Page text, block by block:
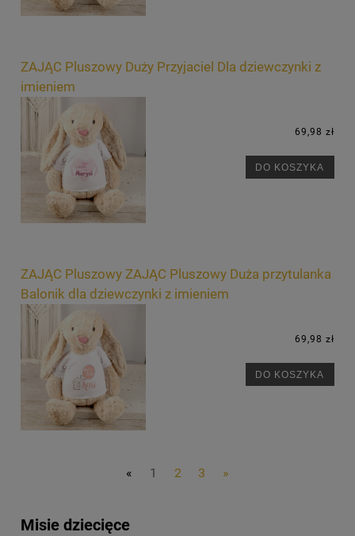
ZAJĄC Pluszowy Duży Przyjaciel Dla dziewczynki z
imieniem
69,98 zł
DO KOSZYKA
ZAJĄC Pluszowy ZAJĄC Pluszowy Duża przytulanka
Balonik dla dziewczynki z imieniem
69,98 zł
DO KOSZYKA
« 1 2 3 »
Misie dziecięce